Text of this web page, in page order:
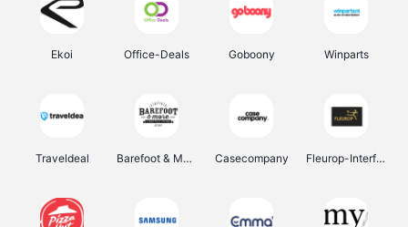
Ekoi Office-Deals Goboony Winparts
Traveldeal Barefoot & More Casecompany Fleurop-Interflora